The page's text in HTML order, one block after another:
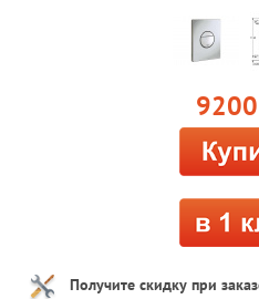
9200
Получите скидку при